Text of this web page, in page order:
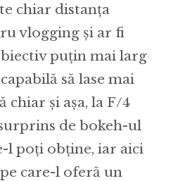
chiar distanța
vlogging și ar fi
puțin mai larg
să lase mai
chiar și așa, la F/4
de bokeh-ul
l poți obține, iar aici
care-l oferă un